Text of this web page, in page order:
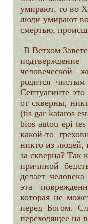
умирают, то во
люди умирают
смертью,
В Ветхом
человеческой
родится
Септуагинте
от скверны,
(tis gar kataros
bios autou epi
какой-то
никто из людей,
за скверна? Так
причиной
делает
эта
которая не
перед Богом.
переходящее на